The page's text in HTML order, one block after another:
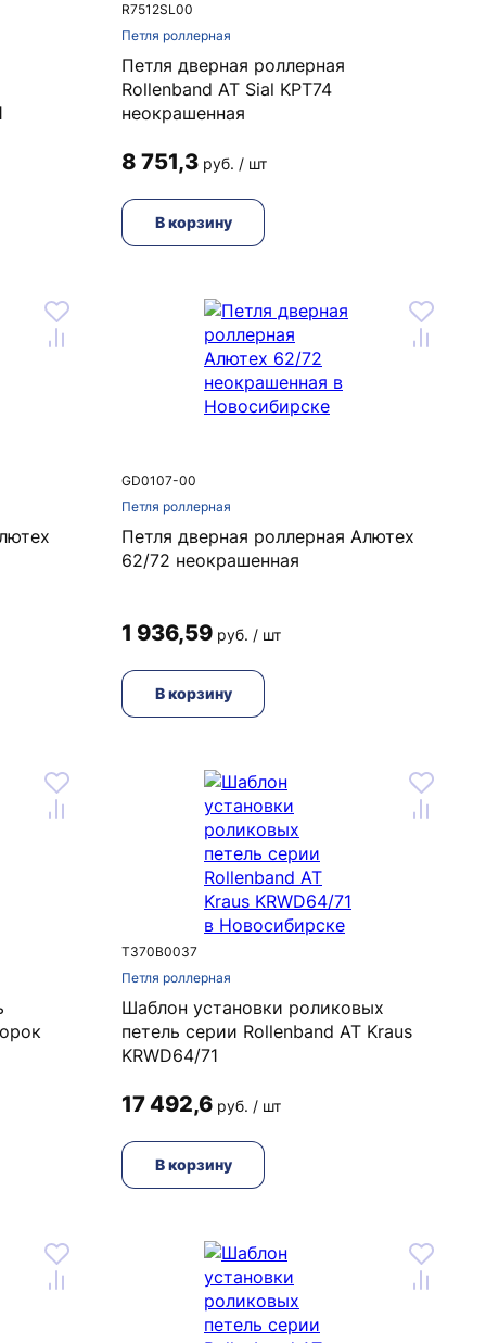
R7512SL00
Петля роллерная
Петля дверная роллерная
Rollenband AT Sial KPT74
неокрашенная
8 751,3 руб. / шт
В корзину
GD0107-00
Петля роллерная
Петля дверная роллерная Алютех
62/72 неокрашенная
1 936,59 руб. / шт
В корзину
T370B0037
Петля роллерная
Шаблон установки роликовых
петель серии Rollenband AT Kraus
KRWD64/71
17 492,6 руб. / шт
В корзину